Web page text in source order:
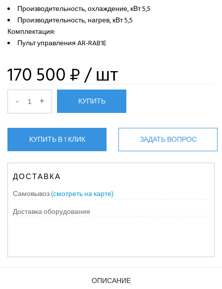
Производительность, охлаждение, кВт 5,5
Производительность, нагрев, кВт 5,5
Комплектация:
Пульт управления AR-RAB1E
170 500 ₽/ шт
- + КУПИТЬ
КУПИТЬ В 1 КЛИК ЗАДАТЬ ВОПРОС
ДОСТАВКА
Самовывоз(смотреть на карте)
Доставка оборудования
ОПИСАНИЕ